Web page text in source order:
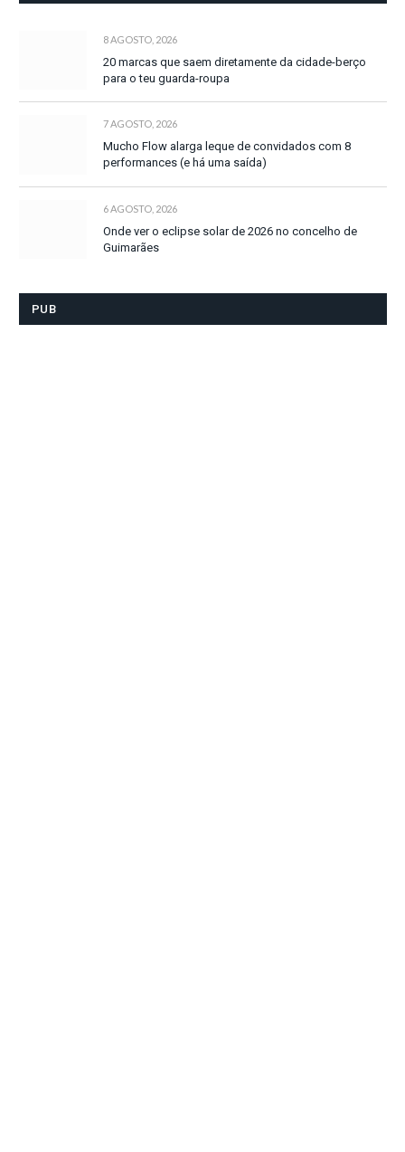
8 AGOSTO, 2026
20 marcas que saem diretamente da cidade-berço
para o teu guarda-roupa
7 AGOSTO, 2026
Mucho Flow alarga leque de convidados com 8
performances (e há uma saída)
6 AGOSTO, 2026
Onde ver o eclipse solar de 2026 no concelho de
Guimarães
PUB